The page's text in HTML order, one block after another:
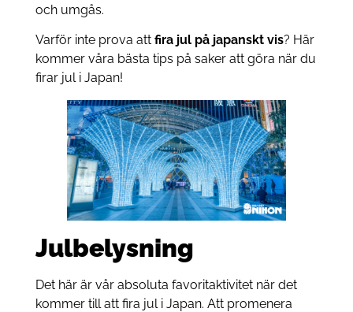
och umgås.
Varför inte prova att fira jul på japanskt vis? Här
kommer våra bästa tips på saker att göra när du
firar jul i Japan!
Julbelysning
Det här är vår absoluta favoritaktivitet när det
kommer till att fira jul i Japan. Att promenera